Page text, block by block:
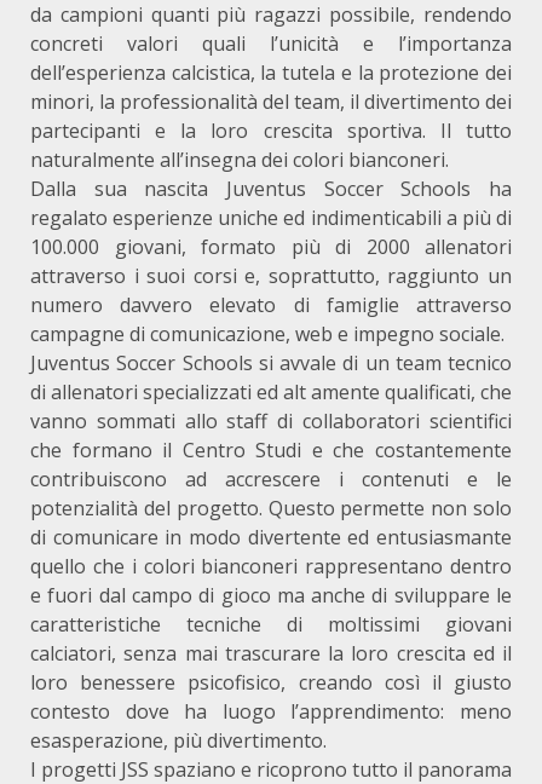
da campioni quanti più ragazzi possibile, rendendo
concreti valori quali l’unicità e l’importanza
dell’esperienza calcistica, la tutela e la protezione dei
minori, la professionalità del team, il divertimento dei
partecipanti e la loro crescita sportiva. Il tutto
naturalmente all’insegna dei colori bianconeri.
Dalla sua nascita Juventus Soccer Schools ha
regalato esperienze uniche ed indimenticabili a più di
100.000 giovani, formato più di 2000 allenatori
attraverso i suoi corsi e, soprattutto, raggiunto un
numero davvero elevato di famiglie attraverso
campagne di comunicazione, web e impegno sociale.
Juventus Soccer Schools si avvale di un team tecnico
di allenatori specializzati ed alt amente qualificati, che
vanno sommati allo staff di collaboratori scientifici
che formano il Centro Studi e che costantemente
contribuiscono ad accrescere i contenuti e le
potenzialità del progetto. Questo permette non solo
di comunicare in modo divertente ed entusiasmante
quello che i colori bianconeri rappresentano dentro
e fuori dal campo di gioco ma anche di sviluppare le
caratteristiche tecniche di moltissimi giovani
calciatori, senza mai trascurare la loro crescita ed il
loro benessere psicofisico, creando così il giusto
contesto dove ha luogo l’apprendimento: meno
esasperazione, più divertimento.
I progetti JSS spaziano e ricoprono tutto il panorama